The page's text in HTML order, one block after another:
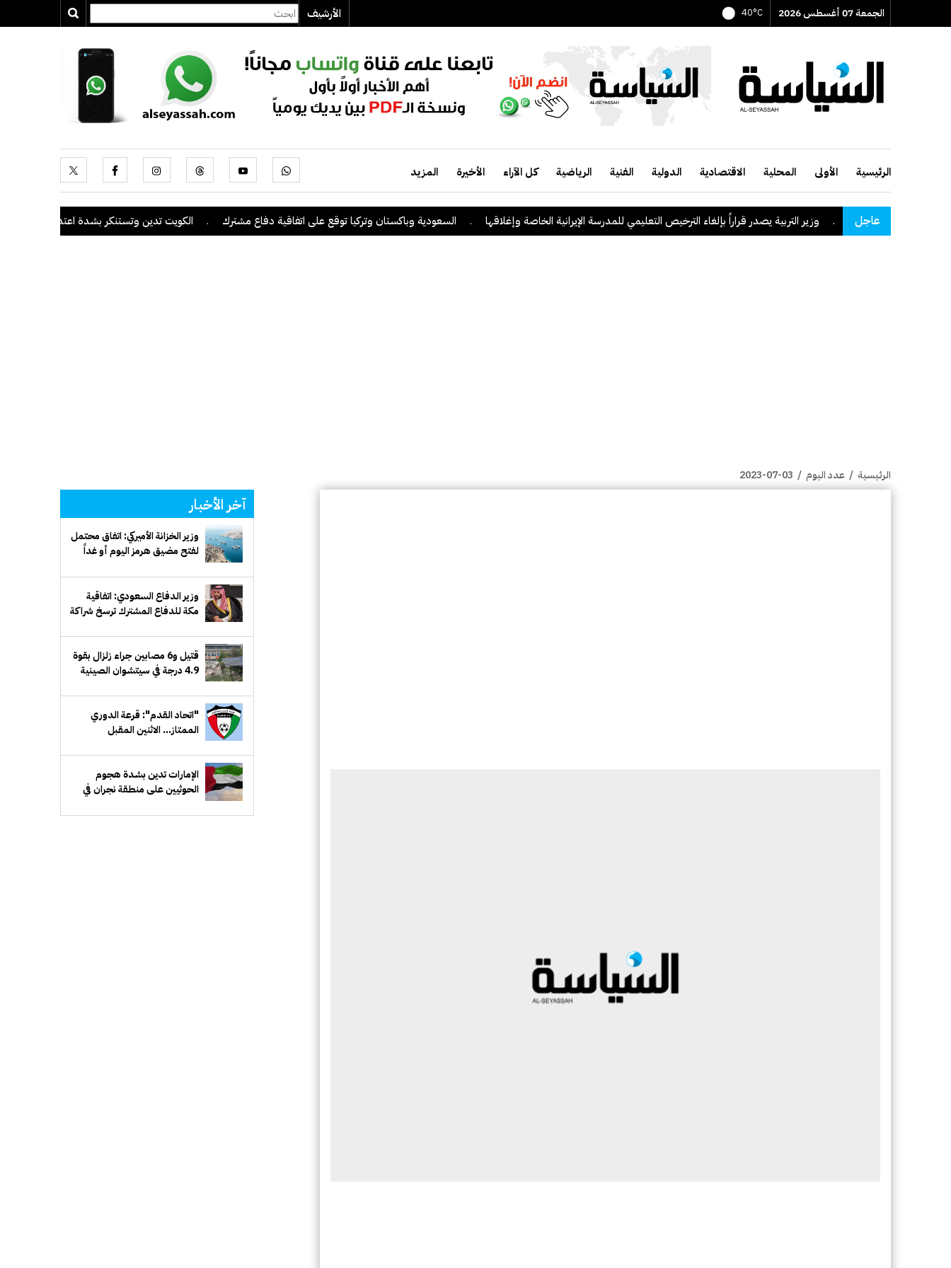
الجمعة 07 أغسطس 2026 40°C الأرشيف
الرئيسية الأولى المحلية الاقتصادية الدولية الفنية الرياضية كل الآراء الأخيرة المزيد
عاجلوزير التربية يصدر قراراً بإلغاء الترخيص التعليمي للمدرسة الإيرانية الخاصة وإغلاقها . السعودية وباكستان وتركيا توقع على اتفاقية دفاع مشترك . الكويت تدين وتستنكر بشدة اعتداءات ميليشيا الحوثي
الرئيسية / عدد اليوم /
2023-07-03
آخر الأخبار
وزير الخزانة الأميركي: اتفاق محتمل
لفتح مضيق هرمز اليوم أو غداً
وزير الدفاع السعودي: اتفاقية
مكة للدفاع المشترك ترسخ شراكة
قتيل و6 مصابين جراء زلزال بقوة
4.9 درجة في سيتشوان الصينية
"اتحاد القدم": قرعة الدوري
الممتاز... الاثنين المقبل
الإمارات تدين بشدة هجوم
الحوثيين على منطقة نجران في